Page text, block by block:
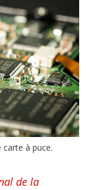
carte à puce.
de la